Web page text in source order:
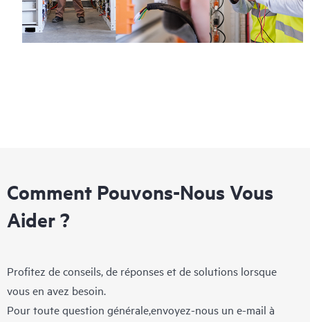
Comment Pouvons-Nous Vous
Aider ?
Profitez de conseils, de réponses et de solutions lorsque
vous en avez besoin.
Pour toute question générale,envoyez-nous un e-mail à